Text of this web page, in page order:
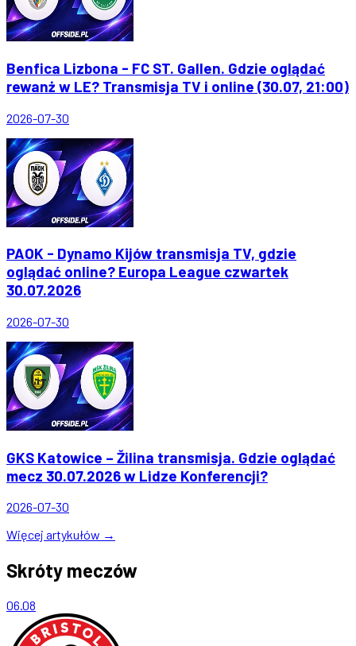
Benfica Lizbona - FC ST. Gallen. Gdzie oglądać
rewanż w LE? Transmisja TV i online (30.07, 21:00)
2026-07-30
PAOK - Dynamo Kijów transmisja TV, gdzie
oglądać online? Europa League czwartek
30.07.2026
2026-07-30
GKS Katowice – Žilina transmisja. Gdzie oglądać
mecz 30.07.2026 w Lidze Konferencji?
2026-07-30
Więcej artykułów →
Skróty meczów
06.08